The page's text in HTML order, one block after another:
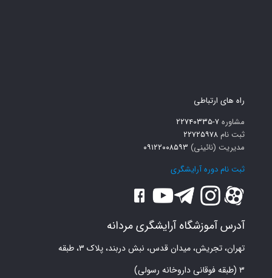
راه های ارتباطی
مشاوره۷-۲۲۷۴۰۳۳۵
ثبت نام ۲۲۷۲۵۹۷۸
مدیریت (نائینی) ۰۹۱۲۲۰۰۸۵۹۳
ثبت نام دوره آرایشگری
آدرس آموزشگاه آرایشگری مردانه
تهران، تجریش، میدان قدس، نبش دربند، پلاک ۳، طبقه
۳ (طبقه فوقانی داروخانه رسولی)